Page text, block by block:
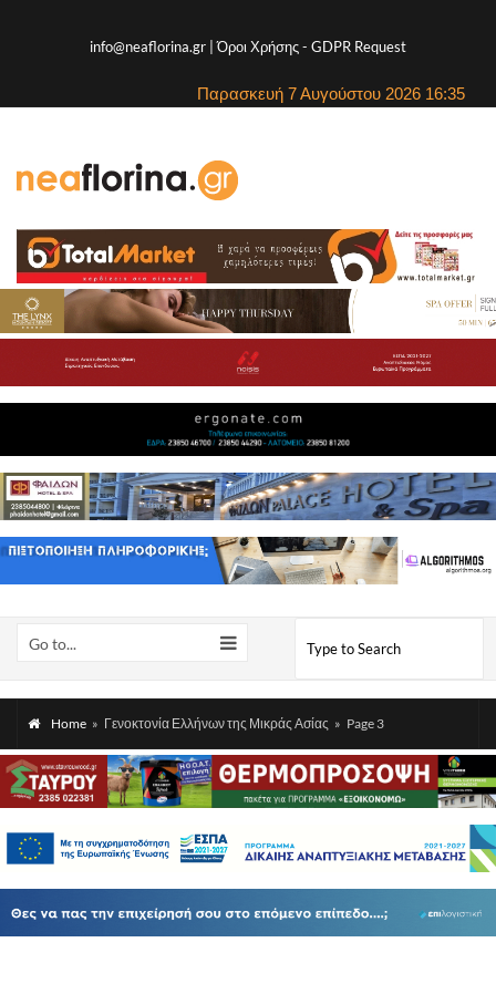
info@neaflorina.gr |Όροι Χρήσης- GDPR Request
Παρασκευή 7 Αυγούστου 2026 16:35
Go to...
Home » Γενοκτονία Ελλήνων της Μικράς Ασίας » Page 3